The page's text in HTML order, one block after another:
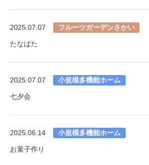
2025.07.07 フルーツガーデンさかい
たなばた
2025.07.07 小規模多機能ホーム
七夕会
2025.06.14 小規模多機能ホーム
お菓子作り